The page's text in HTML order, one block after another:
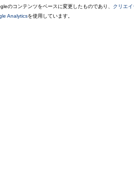
のコンテンツをベースに変更したものであり、 クリエ
Analyticsを使用しています。